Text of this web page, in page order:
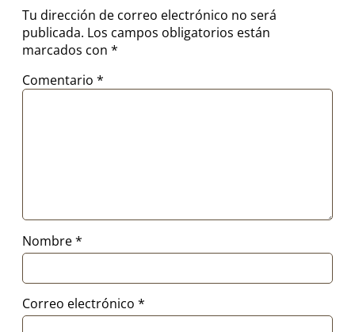
Tu dirección de correo electrónico no será
publicada. Los campos obligatorios están
marcados con *
Comentario *
Nombre*
Correo electrónico *